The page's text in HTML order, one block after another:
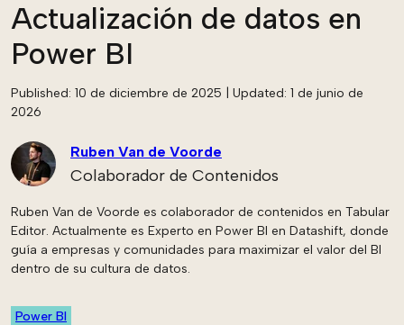
Actualización de datos en
Power BI
Published: 10 de diciembre de 2025 | Updated: 1 de junio de
2026
Ruben Van de Voorde
Colaborador de Contenidos
Ruben Van de Voorde es colaborador de contenidos en Tabular
Editor. Actualmente es Experto en Power BI en Datashift, donde
guía a empresas y comunidades para maximizar el valor del BI
dentro de su cultura de datos.
Power BI